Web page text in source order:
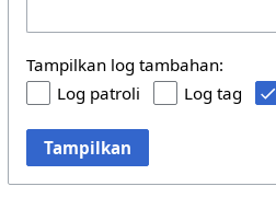
Tampilkan log tambahan:
Log patroli
Log tag
Tampilkan